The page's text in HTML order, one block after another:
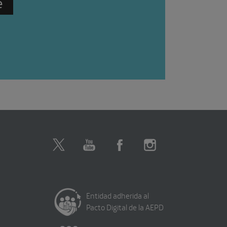
Entidad adherida al
Pacto Digital de la AEPD